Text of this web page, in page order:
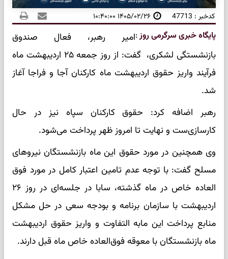
کدخبر : 47713 ۱۴۰۵/۰۲/۲۶ ۱۰:۴۰:۰۰
پایگاه خبری سرگرمی روز:امیر رهبر، فعال صندوق
بازنشستگی لشکری، گفت: از روز جمعه ۲۵ اردیبهشت ماه
فرآیند واریز حقوق اردیبهشت‌ ماه کارکنان آجا و فراجا آغاز
شد.
رهبر اضافه کرد: حقوق کارکنان سپاه نیز در حال
کارسازی‌ست و نهایت تا امروز ظهر پرداخت می‌شود.
وی همچنین در مورد حقوق این ماه بازنشستگان نیروهای
مسلح گفت: با توجه عدم تامین اعتبار کامل در مورد فوق
العاده خاص در ماه گذشته، سابا در جلسه‌ای در روز ۲۶
اردیبهشت با سازمان برنامه و بودجه سعی در حل مشکل
منابع پرداخت این مابه التفاوت و واریز حقوق اردیبهشت
ماه بازنشستگان با معوقه فوق‌العاده خاص ماه قبل دارند.